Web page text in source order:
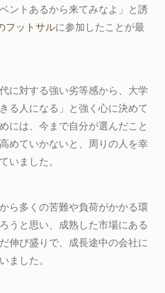
ントあるから来てみなよ」と誘
フットサルに参加したことが最
に対する強い劣等感から、大学
る人になる」と強く心に決めて
には、今まで自分が選んだこと
めていかないと、周りの人を幸
いました。
ら多くの苦難や負荷がかかる環
うと思い、成熟した市場にある
伸び盛りで、成長途中の会社に
ました。